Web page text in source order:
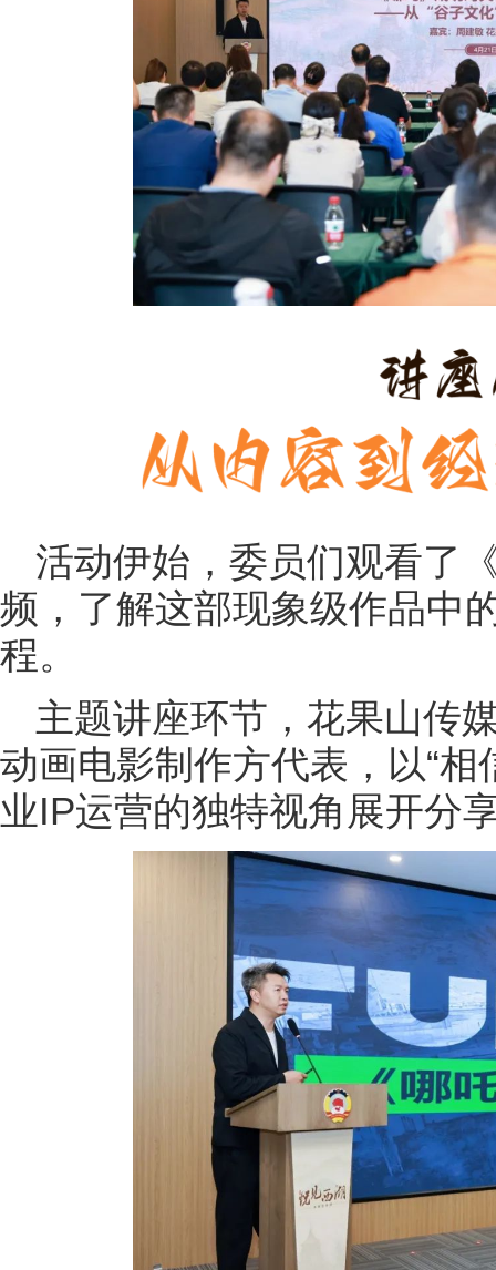
活动伊始，委员们观看了
频，了解这部现象级作品中
程。
主题讲座环节，花果山传
动画电影制作方代表，以“
业IP运营的独特视角展开分